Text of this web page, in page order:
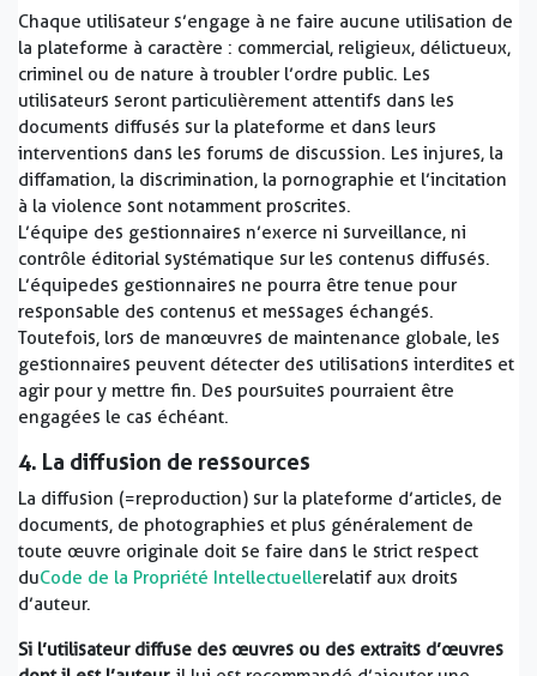
Chaque utilisateur s’engage à ne faire aucune utilisation de
la plateforme à caractère : commercial, religieux, délictueux,
criminel ou de nature à troubler l’ordre public. Les
utilisateurs seront particulièrement attentifs dans les
documents diffusés sur la plateforme et dans leurs
interventions dans les forums de discussion. Les injures, la
diffamation, la discrimination, la pornographie et l’incitation
à la violence sont notamment proscrites.
L’équipe des gestionnaires n’exerce ni surveillance, ni
contrôle éditorial systématique sur les contenus diffusés.
L’équipe des gestionnaires ne pourra être tenue pour
responsable des contenus et messages échangés.
Toutefois, lors de manœuvres de maintenance globale, les
gestionnaires peuvent détecter des utilisations interdites et
agir pour y mettre fin. Des poursuites pourraient être
engagées le cas échéant.
4. La diffusion de ressources
La diffusion (=reproduction) sur la plateforme d’articles, de
documents, de photographies et plus généralement de
toute œuvre originale doit se faire dans le strict respect
duCode de la Propriété Intellectuellerelatif aux droits
d’auteur.
Si l’utilisateur diffuse des œuvres ou des extraits d’œuvres